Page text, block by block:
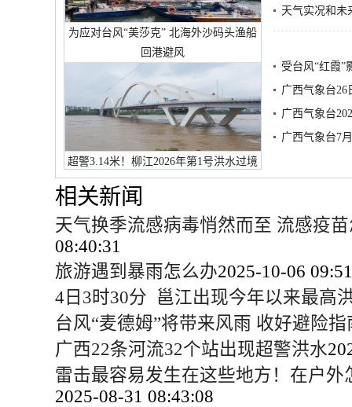
为应对台风“美莎克” 北海外沙码头渔船
回港避风
超警3.14米！柳江2026年第1号洪水过境
市民在堤岸见证汛况
天气实况和未
受台风“红霞”
有较强降雨
广西气象台26
广西气象台
预警
广西气象台7
相关新闻
天气换季流感病毒悄然而至 流感疫
08:40:31
旅游遇到暴雨怎么办2025-10-06
4日3时30分 邕江出现今年以来最高
台风“麦德姆”将带来风雨 收好避险指
广西22条河流32个站出现超警洪水
雷击最容易发生在这些地方！在户外
2025-08-31 08:43:08